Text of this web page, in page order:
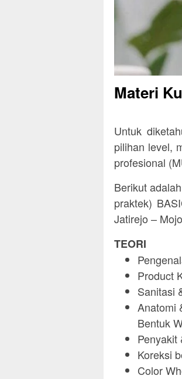
Materi
Untuk
pilihan level,
profesional
Berikut
praktek)
Jatirejo –
TEORI
Product
Sanitasi
Anatomi
Bentuk
Penyakit
Koreksi
Color